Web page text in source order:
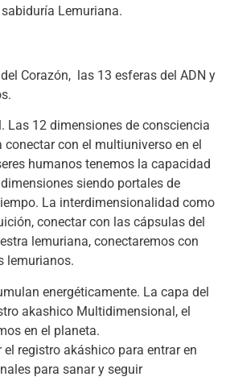
Lemuriana.
Corazón, las 13 esferas del ADN y
Las 12 dimensiones de consciencia
con el multiuniverso en el
humanos tenemos la capacidad
siendo portales de
La interdimensionalidad como
conectar con las cápsulas del
lemuriana, conectaremos con
lemurianos.
energéticamente. La capa del
akashico Multidimensional, el
en el planeta.
el registro akáshico para entrar en
para sanar y seguir